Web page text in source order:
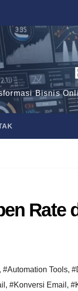
Bisnis
Rate
, #Automation Tools,
, #Konversi Email ,